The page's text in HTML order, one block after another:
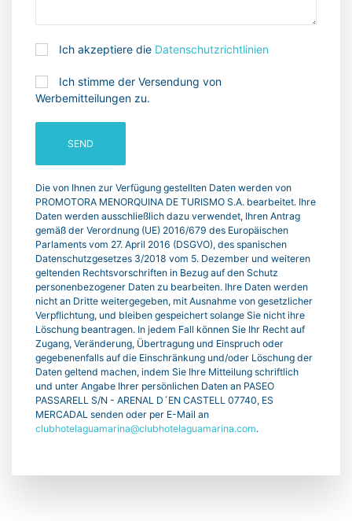
Ich akzeptiere die Datenschutzrichtlinien
Ich stimme der Versendung von
Werbemitteilungen zu.
SEND
Die von Ihnen zur Verfügung gestellten Daten werden von
PROMOTORA MENORQUINA DE TURISMO S.A. bearbeitet. Ihre
Daten werden ausschließlich dazu verwendet, Ihren Antrag
gemäß der Verordnung (UE) 2016/679 des Europäischen
Parlaments vom 27. April 2016 (DSGVO), des spanischen
Datenschutzgesetzes 3/2018 vom 5. Dezember und weiteren
geltenden Rechtsvorschriften in Bezug auf den Schutz
personenbezogener Daten zu bearbeiten. Ihre Daten werden
nicht an Dritte weitergegeben, mit Ausnahme von gesetzlicher
Verpflichtung, und bleiben gespeichert solange Sie nicht ihre
Löschung beantragen. In jedem Fall können Sie Ihr Recht auf
Zugang, Veränderung, Übertragung und Einspruch oder
gegebenenfalls auf die Einschränkung und/oder Löschung der
Daten geltend machen, indem Sie Ihre Mitteilung schriftlich
und unter Angabe Ihrer persönlichen Daten an PASEO
PASSARELL S/N - ARENAL D´EN CASTELL 07740, ES
MERCADAL senden oder per E-Mail an
clubhotelaguamarina@clubhotelaguamarina.com.